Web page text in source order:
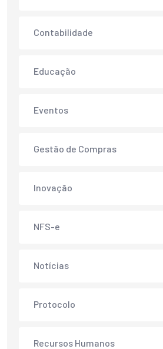
Contabilidade
Educação
Eventos
Gestão de Compras
Inovação
NFS-e
Notícias
Protocolo
Recursos Humanos